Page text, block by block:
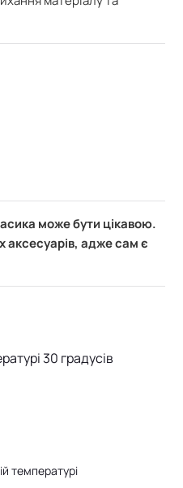
може бути цікавою.
аксесуарів, адже сам є
30 градусів
температурі